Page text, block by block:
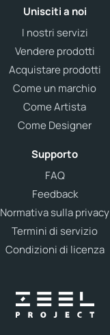
Unisciti a noi
I nostri servizi
Vendere prodotti
Acquistare prodotti
Come un marchio
Come Artista
Come Designer
Supporto
FAQ
Feedback
Normativa sulla privacy
Termini di servizio
Condizioni di licenza